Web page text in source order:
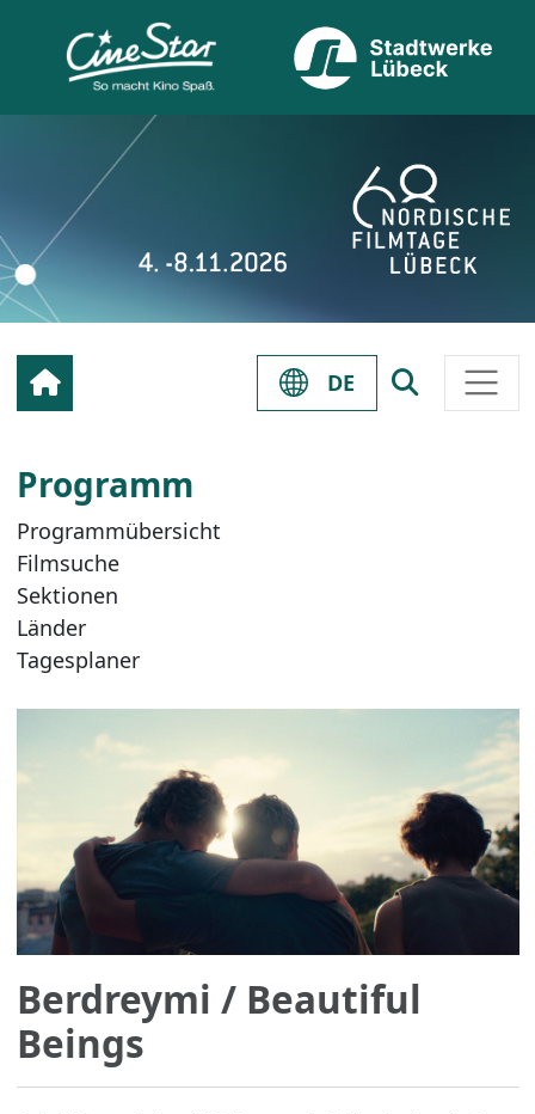
DE
Programm
Programmübersicht
Filmsuche
Sektionen
Länder
Tagesplaner
Berdreymi / Beautiful
Beings